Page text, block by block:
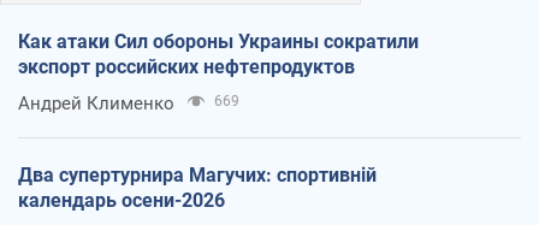
Как атаки Сил обороны Украины сократили
экспорт российских нефтепродуктов
Андрей Клименко 669
Два супертурнира Магучих: спортивній
календарь осени-2026